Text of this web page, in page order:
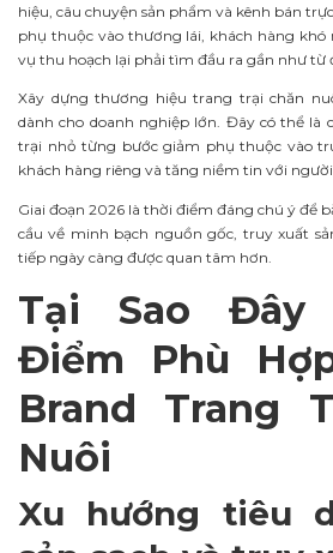
hiệu, câu chuyện sản phẩm và kênh bán
phụ thuộc vào thương lái, khách hàng
vụ thu hoạch lại phải tìm đầu ra gần như từ
Xây dựng thương hiệu trang trại chăn
dành cho doanh nghiệp lớn. Đây có thể là
trại nhỏ từng bước giảm phụ thuộc vào
khách hàng riêng và tăng niềm tin với
Giai đoạn 2026 là thời điểm đáng chú ý để
cầu về minh bạch nguồn gốc, truy xuất
tiếp ngày càng được quan tâm hơn.
Tại Sao Đây
Điểm Phù
Brand Trang
Nuôi
Xu hướng tiêu